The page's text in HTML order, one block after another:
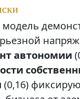
автономии
(0,16)